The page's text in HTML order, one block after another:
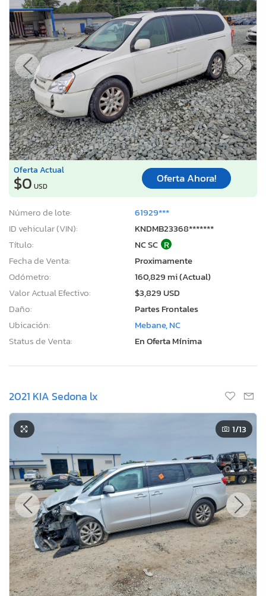
Oferta Actual
$0 USD
Oferta Ahora!
Número de lote:
61929***
ID vehicular (VIN):
KNDMB23368*******
Título:
NC SC R
Fecha de Venta:
Proximamente
Odómetro:
160,829 mi (Actual)
Valor Actual Efectivo:
$3,829 USD
Daño:
Partes Frontales
Ubicación:
Mebane, NC
Status de Venta:
En Oferta Mínima
2021 KIA Sedona lx
1/13